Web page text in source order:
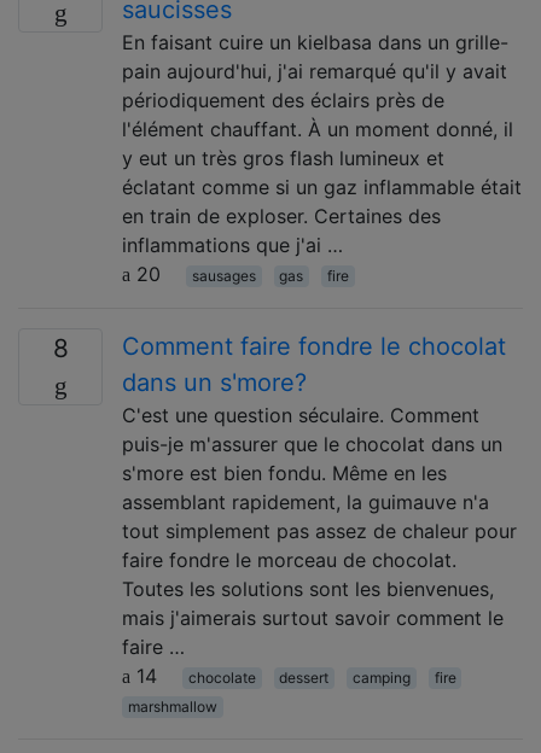
saucisses
En faisant cuire un kielbasa dans un grille-
pain aujourd'hui, j'ai remarqué qu'il y avait
périodiquement des éclairs près de
l'élément chauffant. À un moment donné, il
y eut un très gros flash lumineux et
éclatant comme si un gaz inflammable était
en train de exploser. Certaines des
inflammations que j'ai …
20
sausages gas fire
8
Comment faire fondre le chocolat
dans un s'more?
C'est une question séculaire. Comment
puis-je m'assurer que le chocolat dans un
s'more est bien fondu. Même en les
assemblant rapidement, la guimauve n'a
tout simplement pas assez de chaleur pour
faire fondre le morceau de chocolat.
Toutes les solutions sont les bienvenues,
mais j'aimerais surtout savoir comment le
faire …
14
chocolate dessert camping
fire
marshmallow